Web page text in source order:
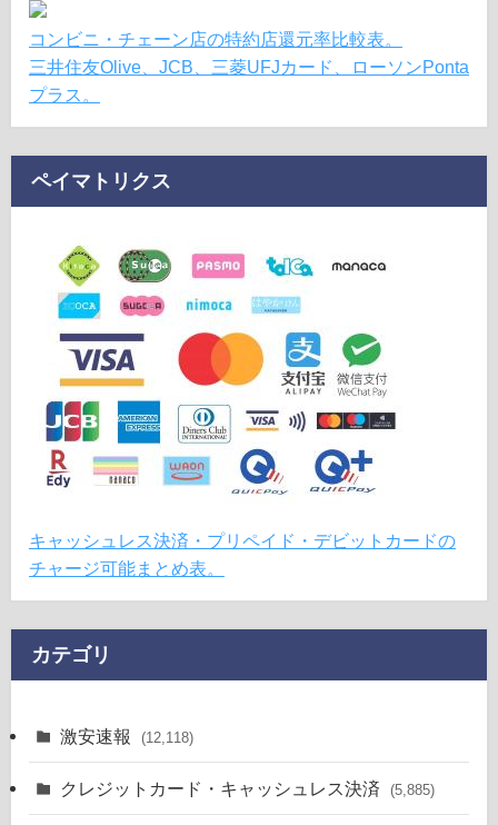
コンビニ・チェーン店の特約店還元率比較表。
三井住友Olive、JCB、三菱UFJカード、ローソンPonta
プラス。
ペイマトリクス
キャッシュレス決済・プリペイド・デビットカードの
チャージ可能まとめ表。
カテゴリ
激安速報 (12,118)
クレジットカード・キャッシュレス決済 (5,885)